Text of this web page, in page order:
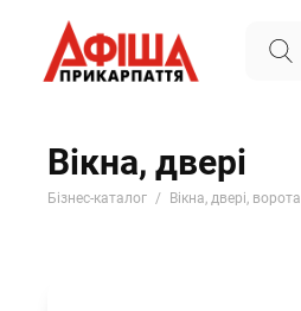
Вікна, двері
Бізнес-каталог Вікна, двері, ворота